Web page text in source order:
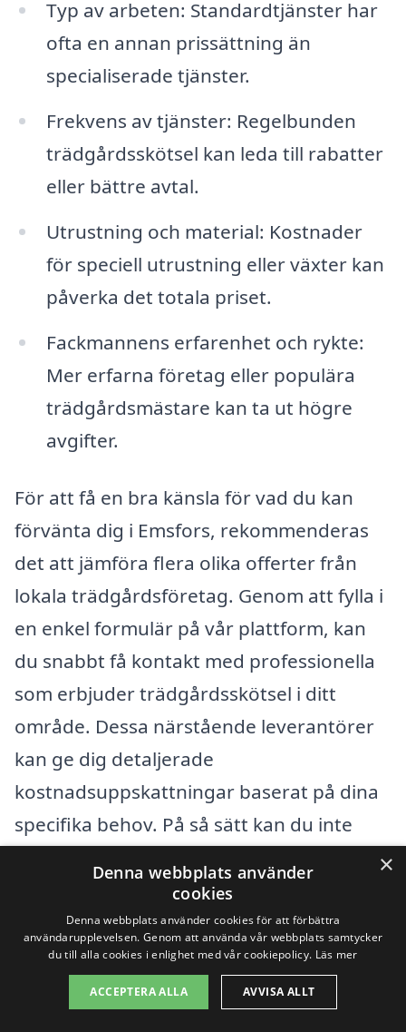
Typ av arbeten: Standardtjänster har
ofta en annan prissättning än
specialiserade tjänster.
Frekvens av tjänster: Regelbunden
trädgårdsskötsel kan leda till rabatter
eller bättre avtal.
Utrustning och material: Kostnader
för speciell utrustning eller växter kan
påverka det totala priset.
Fackmannens erfarenhet och rykte:
Mer erfarna företag eller populära
trädgårdsmästare kan ta ut högre
avgifter.
För att få en bra känsla för vad du kan
förvänta dig i Emsfors, rekommenderas
det att jämföra flera olika offerter från
lokala trädgårdsföretag. Genom att fylla i
en enkel formulär på vår plattform, kan
du snabbt få kontakt med professionella
som erbjuder trädgårdsskötsel i ditt
område. Dessa närstående leverantörer
kan ge dig detaljerade
kostnadsuppskattningar baserat på dina
specifika behov. På så sätt kan du inte
du får ett rättvist och konkurrenskraftigt
pris för de trädgårdstjänster du söker.
Få 3 erbjudanden, gratis och utan
×
Denna webbplats använder
cookies
Denna webbplats använder cookies för att förbättra
användarupplevelsen. Genom att använda vår webbplats samtycker
du till alla cookies i enlighet med vår cookiepolicy. Läs mer
ACCEPTERA ALLA AVVISA ALLT